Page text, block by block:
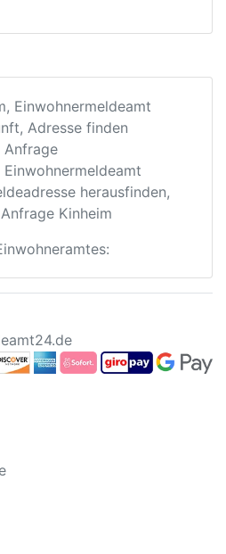
Einwohnermeldeamt
Adresse finden
Anfrage
herausfinden,
Kinheim